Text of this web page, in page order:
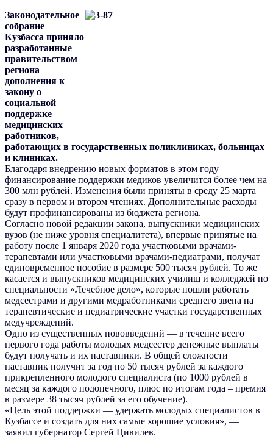
Законодательное
собрание
Кузбасса приняло
разработанные
правительством
региона
дополнения к
закону о
социальной
поддержке
медицинских
работников,
работающих в государственных поликлиниках, больницах
и клиниках.
Благодаря внедрению новых форматов в этом году
финансирование поддержки медиков увеличится более чем на
300 млн рублей. Изменения были приняты в среду 25 марта
сразу в первом и втором чтениях. Дополнительные расходы
будут профинансированы из бюджета региона.
Согласно новой редакции закона, выпускники медицинских
вузов (не ниже уровня специалитета), впервые принятые на
работу после 1 января 2020 года участковыми врачами-
терапевтами или участковыми врачами-педиатрами, получат
единовременное пособие в размере 500 тысяч рублей. То же
касается и выпускников медицинских училищ и колледжей по
специальности «Лечебное дело», которые пошли работать
медсестрами и другими медработниками среднего звена на
терапевтические и педиатрические участки государственных
медучреждений.
Одно из существенных нововведений — в течение всего
первого года работы молодых медсестер денежные выплаты
будут получать и их наставники. В общей сложности
наставник получит за год по 50 тысяч рублей за каждого
прикрепленного молодого специалиста (по 1000 рублей в
месяц за каждого подопечного, плюс по итогам года – премия
в размере 38 тысяч рублей за его обучение).
«Цель этой поддержки — удержать молодых специалистов в
Кузбассе и создать для них самые хорошие условия», —
заявил губернатор Сергей Цивилев.